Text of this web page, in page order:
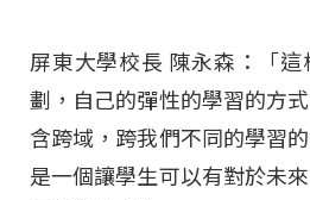
屏東大學校長 陳永森：「
劃，自己的彈性的學習的方
含跨域，跨我們不同的學習
是一個讓學生可以有對於未